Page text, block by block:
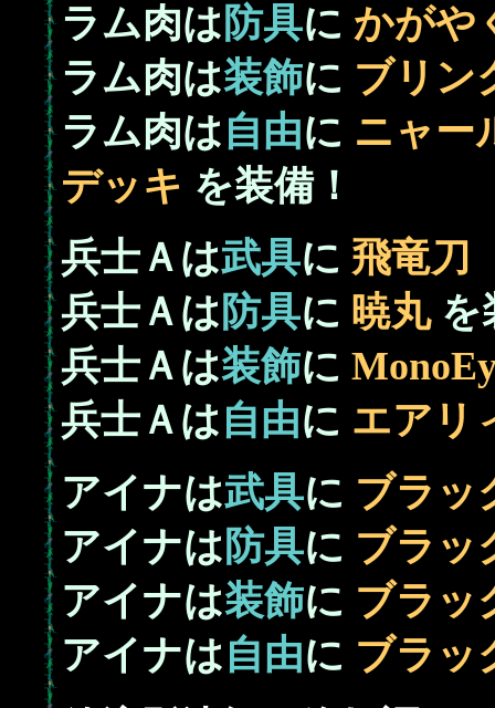
ラム肉は 防具に かがや
ラム肉は装飾に ブリン
ラム肉は自由に ニャー
デッキ を装備！
兵士Ａは武具に 飛竜刀
兵士Ａは 防具に 暁丸を
兵士Ａは装飾に
兵士Ａは自由に エアリ
アイナは武具に ブラッ
アイナは 防具に ブラッ
アイナは装飾に ブラッ
アイナは自由に ブラッ